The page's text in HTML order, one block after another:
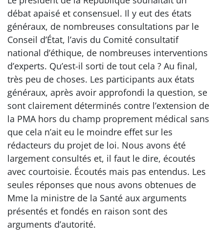
débat apaisé et consensuel. Il y eut des états
généraux, de nombreuses consultations par le
Conseil d’État, l’avis du Comité consultatif
national d’éthique, de nombreuses interventions
d’experts. Qu’est-il sorti de tout cela ? Au final,
très peu de choses. Les participants aux états
généraux, après avoir approfondi la question, se
sont clairement déterminés contre l’extension de
la PMA hors du champ proprement médical sans
que cela n’ait eu le moindre effet sur les
rédacteurs du projet de loi. Nous avons été
largement consultés et, il faut le dire, écoutés
avec courtoisie. Écoutés mais pas entendus. Les
seules réponses que nous avons obtenues de
Mme la ministre de la Santé aux arguments
présentés et fondés en raison sont des
arguments d’autorité.